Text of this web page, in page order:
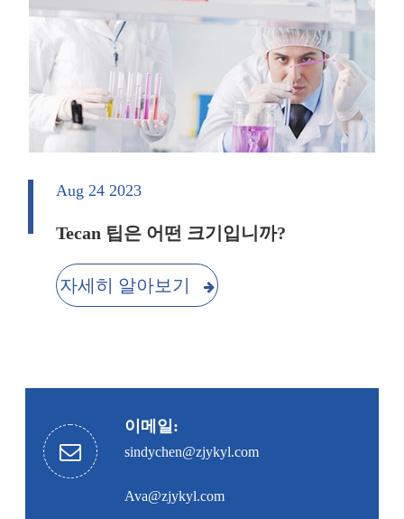
Aug 24 2023
Tecan 팁은 어떤 크기입니까?
자세히 알아보기
이메일:
sindychen@zjykyl.com
Ava@zjykyl.com